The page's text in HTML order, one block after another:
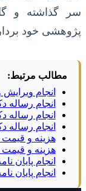
سر گذاشته و
پژوهشی خود
مطالب مرتبط:
انجام ویرایش
انجام رساله
انجام رساله
انجام
هزینه و قیمت
هزینه و قیمت
انجام پایان
انجام پایان